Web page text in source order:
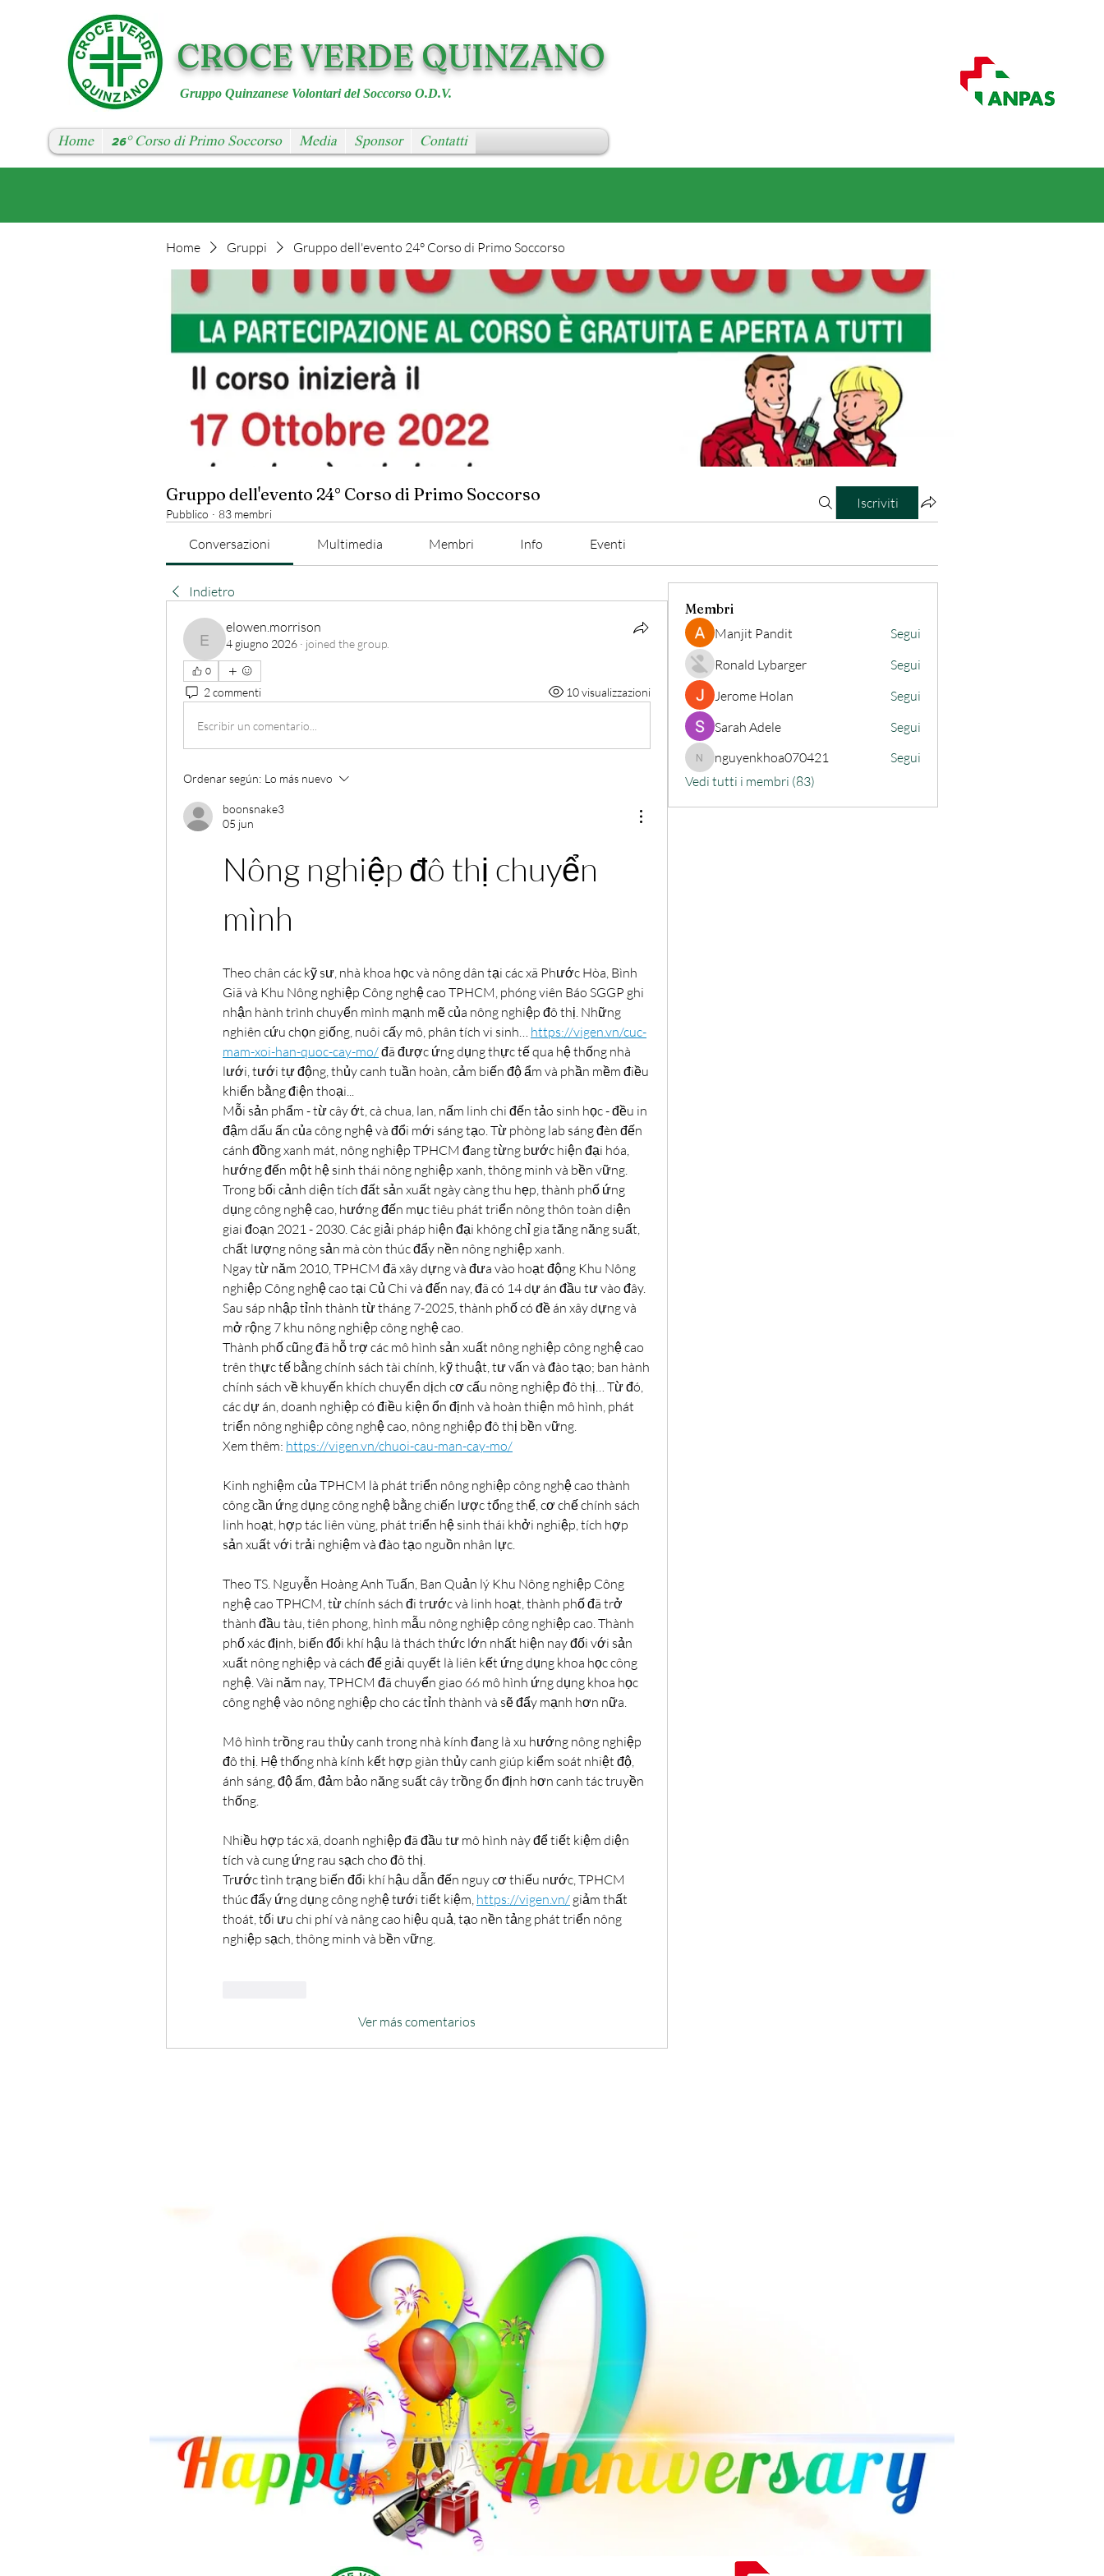
CROCE VERDE QUINZANO
Gruppo Quinzanese Volontari del Soccorso O.D.V.
Home 26° Corso di Primo Soccorso Media Sponsor Contatti
Home Gruppi Gruppo dell'evento 24° Corso di Primo Soccorso
Gruppo dell'evento 24° Corso di Primo Soccorso
Pubblico · 83 membri
Iscriviti
Conversazioni Multimedia Membri Info Eventi
Indietro
elowen.morrison
elowen.morrison
4 giugno 2026 · joined the group.
0
2 commenti 10 visualizzazioni
Escribir un comentario...
Ordenar según: Lo más nuevo
boonsnake3
05 jun
Nông nghiệp đô thị chuyển
mình
Theo chân các kỹ sư, nhà khoa học và nông dân tại các xã Phước Hòa, Bình
Giã và Khu Nông nghiệp Công nghệ cao TPHCM, phóng viên Báo SGGP ghi
nhận hành trình chuyển mình mạnh mẽ của nông nghiệp đô thị. Những
nghiên cứu chọn giống, nuôi cấy mô, phân tích vi sinh… https://vigen.vn/cuc-
mam-xoi-han-quoc-cay-mo/ đã được ứng dụng thực tế qua hệ thống nhà
lưới, tưới tự động, thủy canh tuần hoàn, cảm biến độ ẩm và phần mềm điều
khiển bằng điện thoại...
Mỗi sản phẩm - từ cây ớt, cà chua, lan, nấm linh chi đến tảo sinh học - đều in
đậm dấu ấn của công nghệ và đổi mới sáng tạo. Từ phòng lab sáng đèn đến
cánh đồng xanh mát, nông nghiệp TPHCM đang từng bước hiện đại hóa,
hướng đến một hệ sinh thái nông nghiệp xanh, thông minh và bền vững.
Trong bối cảnh diện tích đất sản xuất ngày càng thu hẹp, thành phố ứng
dụng công nghệ cao, hướng đến mục tiêu phát triển nông thôn toàn diện
giai đoạn 2021 - 2030. Các giải pháp hiện đại không chỉ gia tăng năng suất,
chất lượng nông sản mà còn thúc đẩy nền nông nghiệp xanh.
Ngay từ năm 2010, TPHCM đã xây dựng và đưa vào hoạt động Khu Nông
nghiệp Công nghệ cao tại Củ Chi và đến nay, đã có 14 dự án đầu tư vào đây.
Sau sáp nhập tỉnh thành từ tháng 7-2025, thành phố có đề án xây dựng và
mở rộng 7 khu nông nghiệp công nghệ cao.
Thành phố cũng đã hỗ trợ các mô hình sản xuất nông nghiệp công nghệ cao
trên thực tế bằng chính sách tài chính, kỹ thuật, tư vấn và đào tạo; ban hành
chính sách về khuyến khích chuyển dịch cơ cấu nông nghiệp đô thị… Từ đó,
các dự án, doanh nghiệp có điều kiện ổn định và hoàn thiện mô hình, phát
triển nông nghiệp công nghệ cao, nông nghiệp đô thị bền vững.
Xem thêm: https://vigen.vn/chuoi-cau-man-cay-mo/
Kinh nghiệm của TPHCM là phát triển nông nghiệp công nghệ cao thành
công cần ứng dụng công nghệ bằng chiến lược tổng thể, cơ chế chính sách
linh hoạt, hợp tác liên vùng, phát triển hệ sinh thái khởi nghiệp, tích hợp
sản xuất với trải nghiệm và đào tạo nguồn nhân lực.
Theo TS. Nguyễn Hoàng Anh Tuấn, Ban Quản lý Khu Nông nghiệp Công
nghệ cao TPHCM, từ chính sách đi trước và linh hoạt, thành phố đã trở
thành đầu tàu, tiên phong, hình mẫu nông nghiệp công nghiệp cao. Thành
phố xác định, biến đổi khí hậu là thách thức lớn nhất hiện nay đối với sản
xuất nông nghiệp và cách để giải quyết là liên kết ứng dụng khoa học công
nghệ. Vài năm nay, TPHCM đã chuyển giao 66 mô hình ứng dụng khoa học
công nghệ vào nông nghiệp cho các tỉnh thành và sẽ đẩy mạnh hơn nữa.
Mô hình trồng rau thủy canh trong nhà kính đang là xu hướng nông nghiệp
đô thị. Hệ thống nhà kính kết hợp giàn thủy canh giúp kiểm soát nhiệt độ,
ánh sáng, độ ẩm, đảm bảo năng suất cây trồng ổn định hơn canh tác truyền
thống.
Nhiều hợp tác xã, doanh nghiệp đã đầu tư mô hình này để tiết kiệm diện
tích và cung ứng rau sạch cho đô thị.
Trước tình trạng biến đổi khí hậu dẫn đến nguy cơ thiếu nước, TPHCM
thúc đẩy ứng dụng công nghệ tưới tiết kiệm, https://vigen.vn/ giảm thất
thoát, tối ưu chi phí và nâng cao hiệu quả, tạo nền tảng phát triển nông
nghiệp sạch, thông minh và bền vững.
Ver más comentarios
Membri
Manjit Pandit
Segui
Ronald Lybarger
Segui
Jerome Holan
Segui
Sarah Adele
Segui
nguyenkhoa070421
nguyenkhoa070421
Segui
Vedi tutti i membri (83)